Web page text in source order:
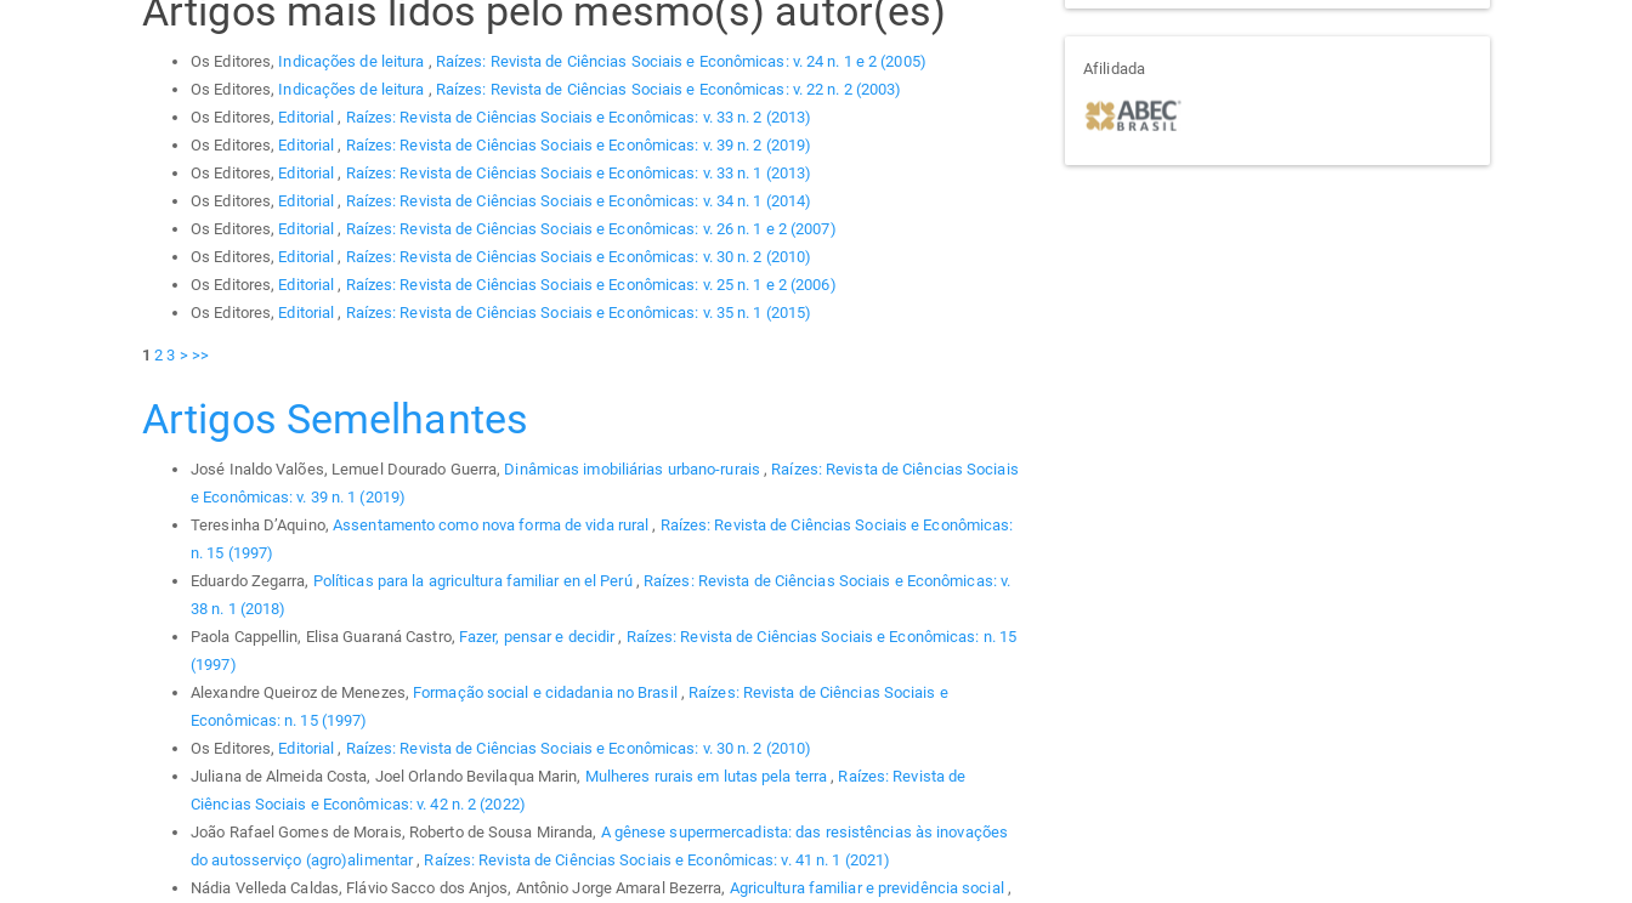
Artigos mais lidos pelo mesmo(s) autor(es)
Os Editores, Indicações de leitura , Raízes: Revista de Ciências Sociais e Econômicas: v. 24 n. 1 e 2 (2005)
Os Editores, Indicações de leitura , Raízes: Revista de Ciências Sociais e Econômicas: v. 22 n. 2 (2003)
Os Editores, Editorial, Raízes: Revista de Ciências Sociais e Econômicas: v. 33 n. 2 (2013)
Os Editores, Editorial, Raízes: Revista de Ciências Sociais e Econômicas: v. 39 n. 2 (2019)
Os Editores, Editorial, Raízes: Revista de Ciências Sociais e Econômicas: v. 33 n. 1 (2013)
Os Editores, Editorial, Raízes: Revista de Ciências Sociais e Econômicas: v. 34 n. 1 (2014)
Os Editores, Editorial, Raízes: Revista de Ciências Sociais e Econômicas: v. 26 n. 1 e 2 (2007)
Os Editores, Editorial, Raízes: Revista de Ciências Sociais e Econômicas: v. 30 n. 2 (2010)
Os Editores, Editorial, Raízes: Revista de Ciências Sociais e Econômicas: v. 25 n. 1 e 2 (2006)
Os Editores, Editorial, Raízes: Revista de Ciências Sociais e Econômicas: v. 35 n. 1 (2015)
1 2 3 > >>
Artigos Semelhantes
José Inaldo Valões, Lemuel Dourado Guerra, Dinâmicas imobiliárias urbano-rurais, Raízes: Revista de Ciências Sociais
e Econômicas: v. 39 n. 1 (2019)
Teresinha D’Aquino, Assentamento como nova forma de vida rural, Raízes: Revista de Ciências Sociais e Econômicas:
n. 15 (1997)
Eduardo Zegarra, Políticas para la agricultura familiar en el Perú , Raízes: Revista de Ciências Sociais e Econômicas: v.
38 n. 1 (2018)
Paola Cappellin, Elisa Guaraná Castro, Fazer, pensar e decidir, Raízes: Revista de Ciências Sociais e Econômicas: n. 15
(1997)
Alexandre Queiroz de Menezes, Formação social e cidadania no Brasil , Raízes: Revista de Ciências Sociais e
Econômicas: n. 15 (1997)
Os Editores, Editorial, Raízes: Revista de Ciências Sociais e Econômicas: v. 30 n. 2 (2010)
Juliana de Almeida Costa, Joel Orlando Bevilaqua Marin, Mulheres rurais em lutas pela terra, Raízes: Revista de
Ciências Sociais e Econômicas: v. 42 n. 2 (2022)
João Rafael Gomes de Morais, Roberto de Sousa Miranda, A gênese supermercadista: das resistências às inovações
do autosserviço (agro)alimentar, Raízes: Revista de Ciências Sociais e Econômicas: v. 41 n. 1 (2021)
Nádia Velleda Caldas, Flávio Sacco dos Anjos, Antônio Jorge Amaral Bezerra, Agricultura familiar e previdência social ,
afiliada
Afilidada